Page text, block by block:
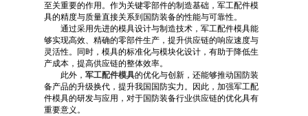
至关重要的作用。作为关键零部件的制造基础，军工配件模
具的精度与质量直接关系到国防装备的性能与可靠性。
通过采用先进的模具设计与制造技术，军工配件模具能
够实现高效、精确的零部件生产，提升供应链的响应速度与
灵活性。同时，模具的标准化与模块化设计，有助于降低生
产成本，提高供应链的整体效率。
此外， 军工配件模具的优化与创新，还能够推动国防装
备产品的升级换代，提升我国国防实力。因此，加强军工配
件模具的研发与应用，对于国防装备行业供应链的优化具有
重要意义。